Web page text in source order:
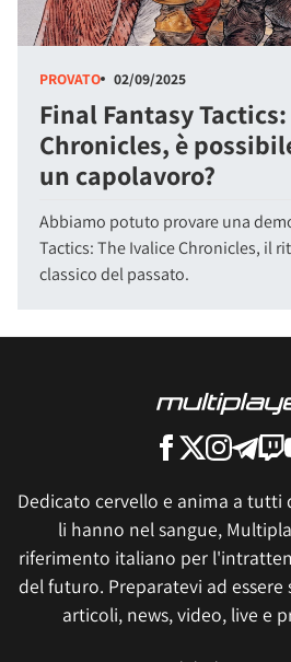
PROVATO 02/09/2025
Final Fantasy
Chronicles, è
un capolavoro?
Abbiamo potuto provare una
Tactics: The Ivalice Chronicles, il
classico del passato.
Dedicato cervello e anima a tutti
li hanno nel sangue,
riferimento italiano per
del futuro. Preparatevi ad
articoli, news, video, live e